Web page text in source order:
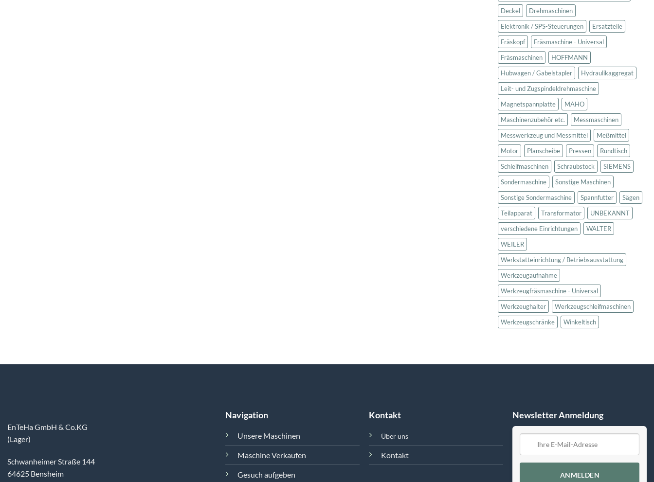
Deckel
Drehmaschinen
Elektronik / SPS-Steuerungen
Ersatzteile
Fräskopf
Fräsmaschine - Universal
Fräsmaschinen
HOFFMANN
Hubwagen / Gabelstapler
Hydraulikaggregat
Leit- und Zugspindeldrehmaschine
Magnetspannplatte
MAHO
Maschinenzubehör etc.
Messmaschinen
Messwerkzeug und Messmittel
Meßmittel
Motor
Planscheibe Pressen
Rundtisch
Schleifmaschinen
Schraubstock
SIEMENS
Sondermaschine
Sonstige Maschinen
Sonstige Sondermaschine
Spannfutter
Sägen
Teilapparat
Transformator
UNBEKANNT
verschiedene Einrichtungen
WALTER
WEILER
Werkstatteinrichtung / Betriebsausstattung
Werkzeugaufnahme
Werkzeugfräsmaschine - Universal
Werkzeughalter
Werkzeugschleifmaschinen
Werkzeugschränke
Winkeltisch
EnTeHa GmbH & Co.KG
(Lager)
Schwanheimer Straße 144
64625 Bensheim
Navigation
Unsere Maschinen
Maschine Verkaufen
Gesuch aufgeben
Kontakt
Über uns
Kontakt
Newsletter Anmeldung
ANMELDEN